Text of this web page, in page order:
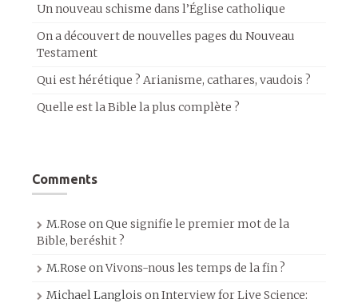
Un nouveau schisme dans l’Église catholique
On a découvert de nouvelles pages du Nouveau
Testament
Qui est hérétique ? Arianisme, cathares, vaudois ?
Quelle est la Bible la plus complète ?
Comments
M.Rose onQue signifie le premier mot de la
Bible, beréshit ?
M.Rose onVivons-nous les temps de la fin ?
Michael Langlois onInterview for Live Science: